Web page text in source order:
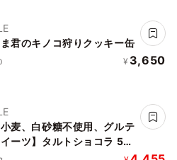
君のキノコ狩りクッキー缶
¥ 3,650
小麦、白砂糖不使用、グルテ
ーツ】タルトショコラ 5号
腐仕込み】《ヴィーガンス